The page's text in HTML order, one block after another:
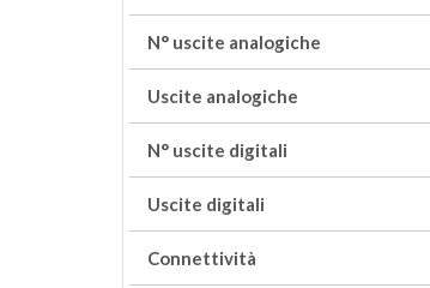
N° uscite analogiche
Uscite analogiche
N° uscite digitali
Uscite digitali
Connettività